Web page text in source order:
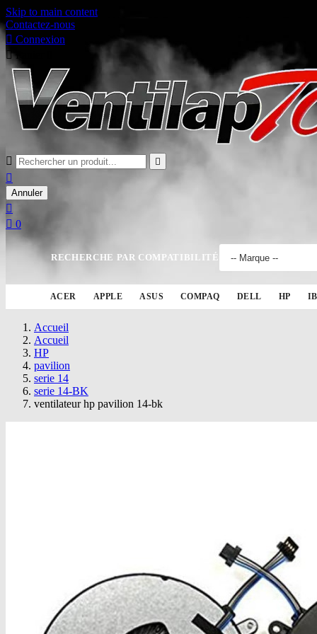
Skip to main content
Contactez-nous
 Connexion
 Panier
 

Annuler

 0
RECHERCHE PAR COMPATIBILITÉ
ACER APPLE ASUS COMPAQ DELL HP
Accueil
Accueil
HP
pavilion
serie 14
serie 14-BK
ventilateur hp pavilion 14-bk